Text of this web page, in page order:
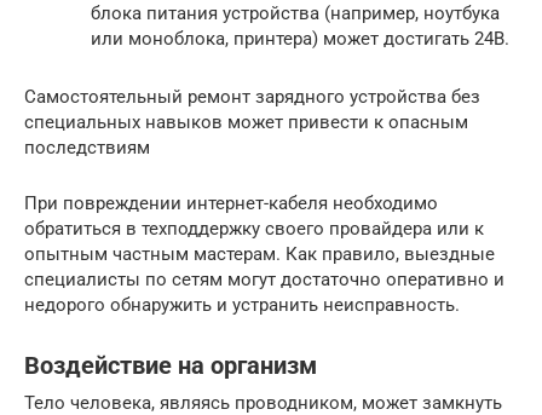
блока питания устройства (например, ноутбука
или моноблока, принтера) может достигать 24В.
Самостоятельный ремонт зарядного устройства без
специальных навыков может привести к опасным
последствиям
При повреждении интернет-кабеля необходимо
обратиться в техподдержку своего провайдера или к
опытным частным мастерам. Как правило, выездные
специалисты по сетям могут достаточно оперативно и
недорого обнаружить и устранить неисправность.
Воздействие на организм
Тело человека, являясь проводником, может замкнуть